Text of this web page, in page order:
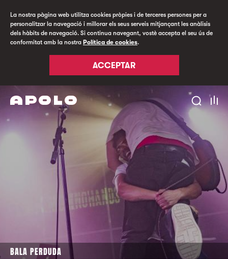
La nostra pàgina web utilitza cookies pròpies i de terceres persones per a
personalitzar la navegació i millorar els seus serveis mitjançant les anàlisis
dels hàbits de navegació. Si continua navegant, vostè accepta el seu ús de
conformitat amb la nostra Política de cookies.
ACCEPTAR
BALA PERDUDA